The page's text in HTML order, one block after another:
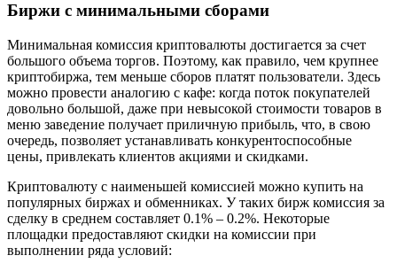
Биржи с минимальными сборами
Минимальная комиссия криптовалюты достигается за счет
большого объема торгов. Поэтому, как правило, чем крупнее
криптобиржа, тем меньше сборов платят пользователи. Здесь
можно провести аналогию с кафе: когда поток покупателей
довольно большой, даже при невысокой стоимости товаров в
меню заведение получает приличную прибыль, что, в свою
очередь, позволяет устанавливать конкурентоспособные
цены, привлекать клиентов акциями и скидками.
Криптовалюту с наименьшей комиссией можно купить на
популярных биржах и обменниках. У таких бирж комиссия за
сделку в среднем составляет 0.1% – 0.2%. Некоторые
площадки предоставляют скидки на комиссии при
выполнении ряда условий: